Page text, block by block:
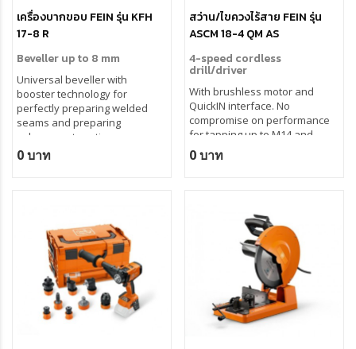
เครื่องบากขอบ FEIN รุ่น KFH
17-8 R
Beveller up to 8 mm
Universal beveller with
booster technology for
perfectly preparing welded
seams and preparing
subsequent coatings.
0 บาท
สว่าน/ไขควงไร้สาย FEIN รุ่น
ASCM 18-4 QM AS
4-speed cordless
drill/driver
With brushless motor and
QuickIN interface. No
compromise on performance
for tapping up to M14 and
drilling with carbide hole saws
up to 80 mm.
0 บาท